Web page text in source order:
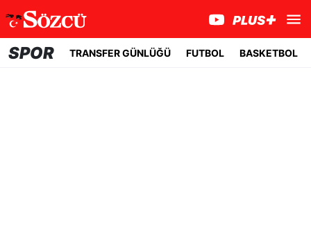
SPOR TRANSFER GÜNLÜĞÜ FUTBOL BASKETBOL